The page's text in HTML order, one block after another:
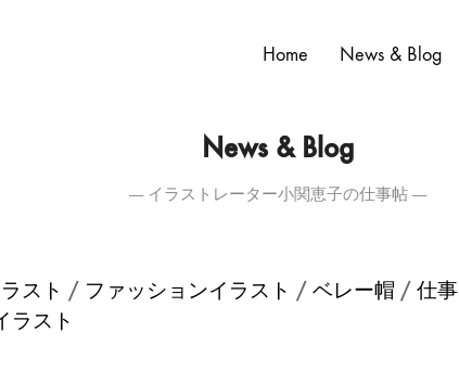
Home News & Blog
News & Blog
― イラストレーター小関恵子の仕事帖 ―
スト / ファッションイラスト / ベレー帽 / 仕事
ラスト